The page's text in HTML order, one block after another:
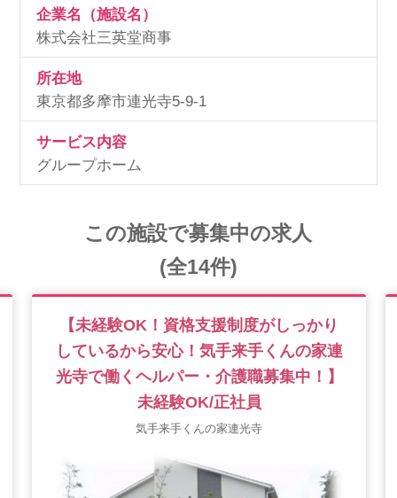
企業名（施設名）
株式会社三英堂商事
所在地
東京都多摩市連光寺5-9-1
サービス内容
グループホーム
この施設で募集中の求人
(全14件)
【未経験OK！資格支援制度がしっかり
しているから安心！気手来手くんの家連
光寺で働くヘルパー・介護職募集中！】
未経験OK/正社員
気手来手くんの家連光寺